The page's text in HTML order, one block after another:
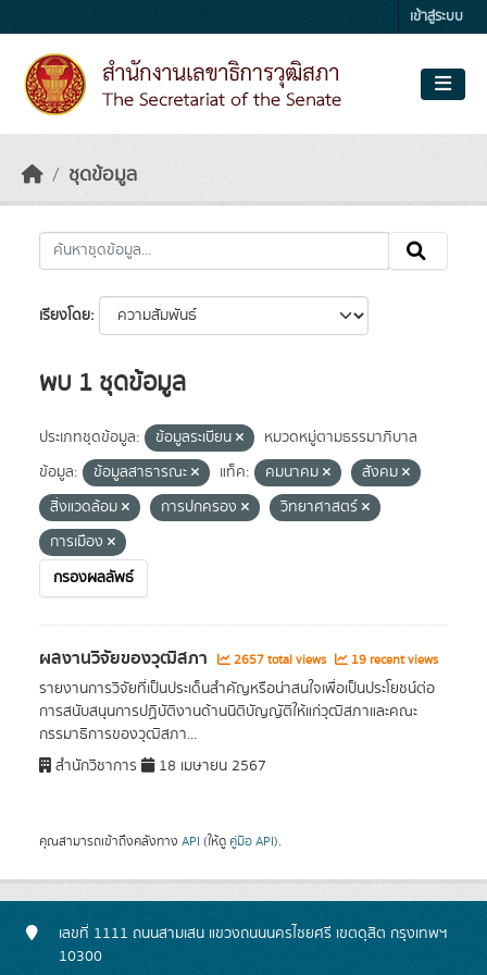
เข้าสู่ระบบ
ชุดข้อมูล
เรียงโดย
พบ 1 ชุดข้อมูล
ประเภทชุดข้อมูล: ข้อมูลระเบียน
หมวดหมู่ตามธรรมาภิบาล
ข้อมูล:
ข้อมูลสาธารณะ แท็ค: คมนาคม
สังคม
สิ่งแวดล้อม
การปกครอง
วิทยาศาสตร์
การเมือง
กรองผลลัพธ์
ผลงานวิจัยของวุฒิสภา 2657 total views 19 recent views
รายงานการวิจัยที่เป็นประเด็นสำคัญหรือน่าสนใจเพื่อเป็นประโยชน์ต่อ
การสนับสนุนการปฏิบัติงานด้านนิติบัญญัติให้แก่วุฒิสภาและคณะ
กรรมาธิการของวุฒิสภา...
สำนักวิชาการ
18 เมษายน 2567
คุณสามารถเข้าถึงคลังทาง API (ให้ดู คู่มือ API).
เลขที่ 1111 ถนนสามเสน แขวงถนนนครไชยศรี เขตดุสิต กรุงเทพฯ
10300